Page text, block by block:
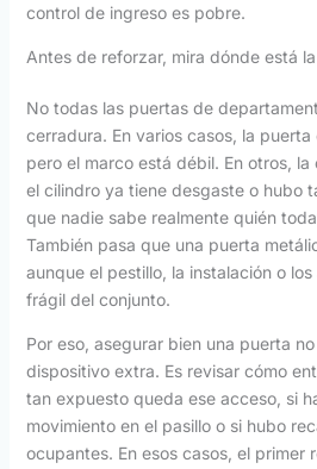
control de ingreso es pobre.
Antes de reforzar, mira dónde está
No todas las puertas de
cerradura. En varios casos, la puerta
pero el marco está débil. En otros,
el cilindro ya tiene desgaste o hubo
que nadie sabe realmente quién
También pasa que una puerta
aunque el pestillo, la instalación o
frágil del conjunto.
Por eso, asegurar bien una puerta
dispositivo extra. Es revisar cómo
tan expuesto queda ese acceso, si
movimiento en el pasillo o si hubo
ocupantes. En esos casos, el primer